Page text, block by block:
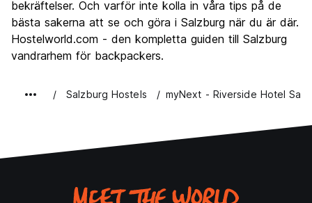
bekräftelser. Och varför inte kolla in våra tips på de
bästa sakerna att se och göra i Salzburg när du är där.
Hostelworld.com - den kompletta guiden till Salzburg
vandrarhem för backpackers.
Salzburg Hostels myNext - Riverside Hotel